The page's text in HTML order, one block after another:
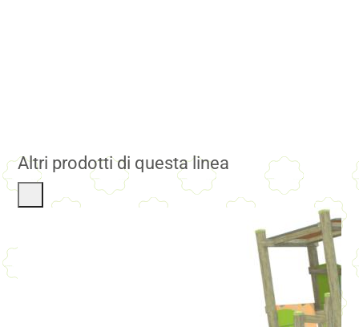
Altri prodotti di questa linea